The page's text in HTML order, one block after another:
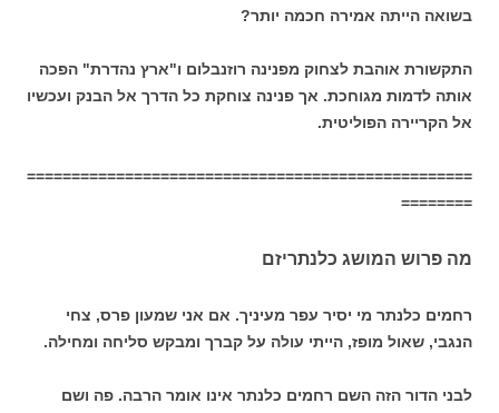
בשואה הייתה אמירה חכמה יותר?
התקשורת אוהבת לצחוק מפנינה רוזנבלום ו"ארץ נהדרת" הפכה
אותה לדמות מגוחכת. אך פנינה צוחקת כל הדרך אל הבנק ועכשיו
אל הקריירה הפוליטית.
==================================================
========
מה פרוש המושג כלנתריזם
רחמים כלנתר מי יסיר עפר מעיניך. אם אני שמעון פרס, צחי
הנגבי, שאול מופז, הייתי עולה על קברך ומבקש סליחה ומחילה.
לבני הדור הזה השם רחמים כלנתר אינו אומר הרבה. פה ושם